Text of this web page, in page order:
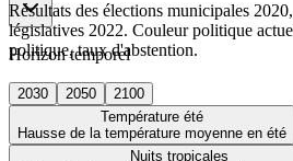
Horizon temporel
2030 2050
2100
Température été
Hausse de la température moyenne en été
Nuits tropicales
Résultats des élections municipales
législatives 2022. Couleur politique
politique, taux d'abstention.